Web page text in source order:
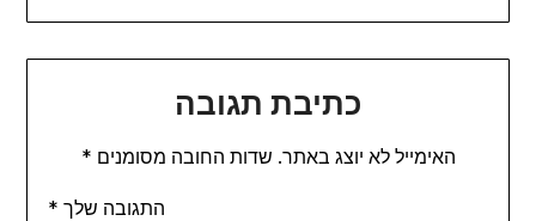
כתיבת תגובה
האימייל לא יוצג באתר. שדות החובה מסומנים *
התגובה שלך *